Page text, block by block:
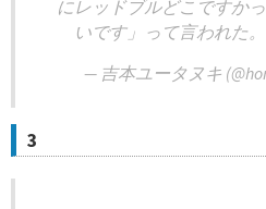
にレッドブルどこですか
いです」って言われた
— 吉本ユータヌキ
3